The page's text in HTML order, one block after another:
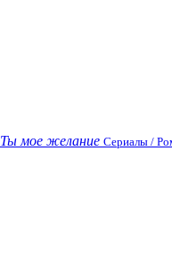
Ты мое желание Сериалы /